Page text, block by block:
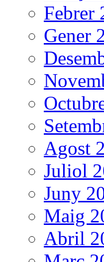
Febrer
Gener
Agost
Juliol
Juny
Maig
Abril